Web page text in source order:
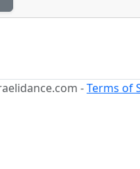
-Terms of